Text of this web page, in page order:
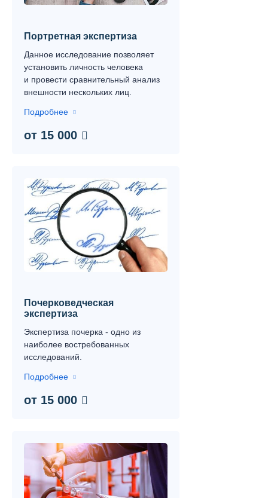
Портретная экспертиза
Данное исследование позволяет
установить личность человека
и провести сравнительный анализ
внешности нескольких лиц.
Подробнее
от 15 000
Почерковедческая
экспертиза
Экспертиза почерка - одно из
наиболее востребованных
исследований.
Подробнее
от 15 000